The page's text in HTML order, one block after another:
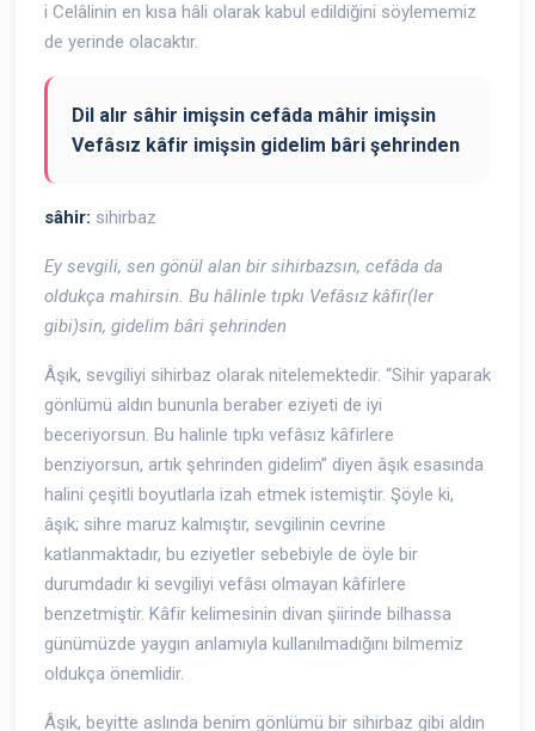
i Celâlinin en kısa hâli olarak kabul edildiğini söylememiz
de yerinde olacaktır.
Dil alır sâhir imişsin cefâda mâhir imişsin
Vefâsız kâfir imişsin gidelim bâri şehrinden
sâhir: sihirbaz
Ey sevgili, sen gönül alan bir sihirbazsın, cefâda da
oldukça mahirsin. Bu hâlinle tıpkı Vefâsız kâfir(ler
gibi)sin, gidelim bâri şehrinden
Âşık, sevgiliyi sihirbaz olarak nitelemektedir. “Sihir yaparak
gönlümü aldın bununla beraber eziyeti de iyi
beceriyorsun. Bu halinle tıpkı vefâsız kâfirlere
benziyorsun, artık şehrinden gidelim” diyen âşık esasında
halini çeşitli boyutlarla izah etmek istemiştir. Şöyle ki,
âşık; sihre maruz kalmıştır, sevgilinin cevrine
katlanmaktadır, bu eziyetler sebebiyle de öyle bir
durumdadır ki sevgiliyi vefâsı olmayan kâfirlere
benzetmiştir. Kâfir kelimesinin divan şiirinde bilhassa
günümüzde yaygın anlamıyla kullanılmadığını bilmemiz
oldukça önemlidir.
Âşık, beyitte aslında benim gönlümü bir sihirbaz gibi aldın